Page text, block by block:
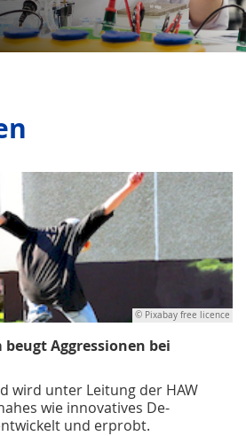
© Pixabay free licence
Aggressionen bei
wird unter Leitung der HAW
wie innovatives De-
und erprobt.